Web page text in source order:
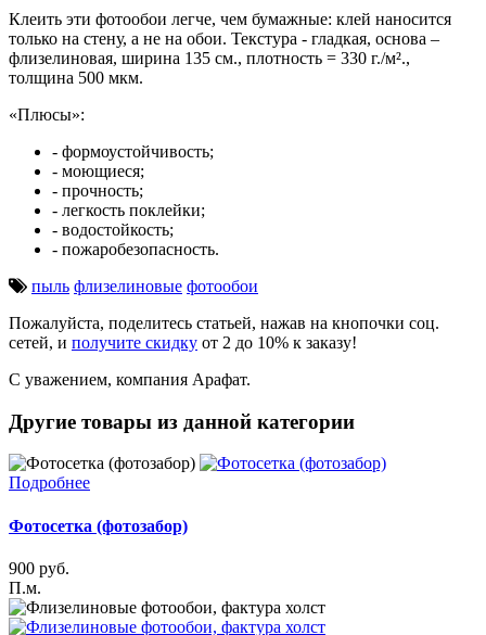
Клеить эти фотообои легче, чем бумажные: клей наносится
только на стену, а не на обои. Текстура - гладкая, основа –
флизелиновая, ширина 135 см., плотность = 330 г./м².,
толщина 500 мкм.
«Плюсы»:
- формоустойчивость;
- моющиеся;
- прочность;
- легкость поклейки;
- водостойкость;
- пожаробезопасность.
пыль флизелиновые фотообои
Пожалуйста, поделитесь статьей, нажав на кнопочки соц.
сетей, и получите скидку от 2 до 10% к заказу!
С уважением, компания Арафат.
Другие товары из данной категории
Подробнее
Фотосетка (фотозабор)
900 руб.
П.м.